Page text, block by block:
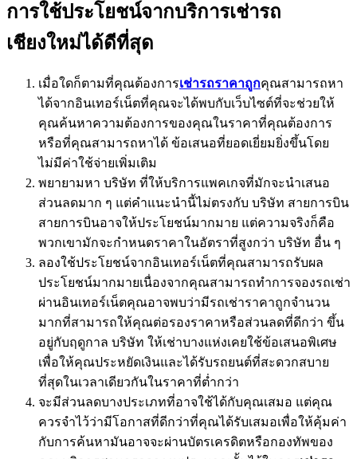
การใช้ประโยชน์จากบริการเช่ารถ
เชียงใหม่ได้ดีที่สุด
เมื่อใดก็ตามที่คุณต้องการเช่ารถราคาถูกคุณสามารถหา
ได้จากอินเทอร์เน็ตที่คุณจะได้พบกับเว็บไซต์ที่จะช่วยให้
คุณค้นหาความต้องการของคุณในราคาที่คุณต้องการ
หรือที่คุณสามารถหาได้ ข้อเสนอที่ยอดเยี่ยมยิ่งขึ้นโดย
ไม่มีค่าใช้จ่ายเพิ่มเติม
พยายามหา บริษัท ที่ให้บริการแพคเกจที่มักจะนำเสนอ
ส่วนลดมาก ๆ แต่คำแนะนำนี้ไม่ตรงกับ บริษัท สายการบิน
สายการบินอาจให้ประโยชน์มากมาย แต่ความจริงก็คือ
พวกเขามักจะกำหนดราคาในอัตราที่สูงกว่า บริษัท อื่น ๆ
ลองใช้ประโยชน์จากอินเทอร์เน็ตที่คุณสามารถรับผล
ประโยชน์มากมายเนื่องจากคุณสามารถทำการจองรถเช่า
ผ่านอินเทอร์เน็ตคุณอาจพบว่ามีรถเช่าราคาถูกจำนวน
มากที่สามารถให้คุณต่อรองราคาหรือส่วนลดที่ดีกว่า ขึ้น
อยู่กับฤดูกาล บริษัท ให้เช่าบางแห่งเคยใช้ข้อเสนอพิเศษ
เพื่อให้คุณประหยัดเงินและได้รับรถยนต์ที่สะดวกสบาย
ที่สุดในเวลาเดียวกันในราคาที่ต่ำกว่า
จะมีส่วนลดบางประเภทที่อาจใช้ได้กับคุณเสมอ แต่คุณ
ควรจำไว้ว่ามีโอกาสที่ดีกว่าที่คุณได้รับเสมอเพื่อให้คุ้มค่า
กับการค้นหามันอาจจะผ่านบัตรเครดิตหรือกองทัพของ